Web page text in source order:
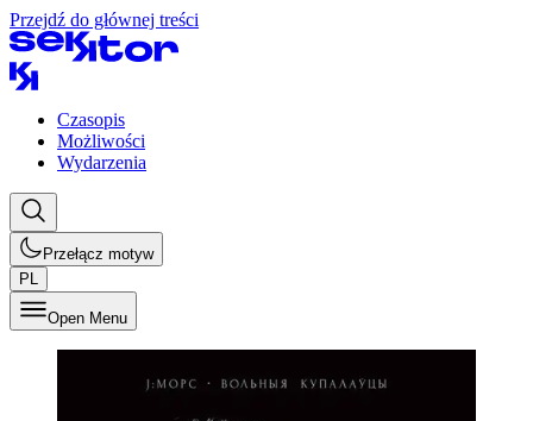
Przejdź do głównej treści
Czasopis
Możliwości
Wydarzenia
Przełącz motyw
PL
Open Menu